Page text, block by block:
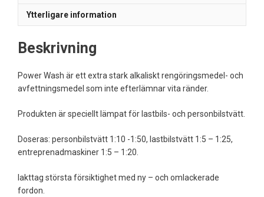
Ytterligare information
Beskrivning
Power Wash är ett extra stark alkaliskt rengöringsmedel- och
avfettningsmedel som inte efterlämnar vita ränder.
Produkten är speciellt lämpat för lastbils- och personbilstvätt.
Doseras: personbilstvätt 1:10 -1:50, lastbilstvätt 1:5 – 1:25,
entreprenadmaskiner 1:5 – 1:20.
Iakttag största försiktighet med ny – och omlackerade
fordon.